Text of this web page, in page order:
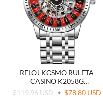
RELOJ KOSMO RULETA
CASINO K2058G
AUTOMATICO
$119.96 USD $78.80 USD